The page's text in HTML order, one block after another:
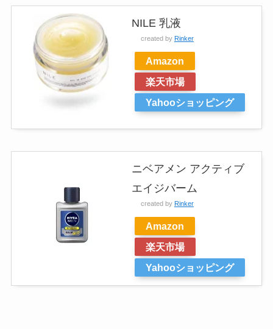
NILE 乳液
created by Rinker
Amazon
楽天市場
Yahooショッピング
ニベアメン アクティブ
エイジバーム
created by Rinker
Amazon
楽天市場
Yahooショッピング